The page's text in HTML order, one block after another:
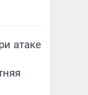
атаке